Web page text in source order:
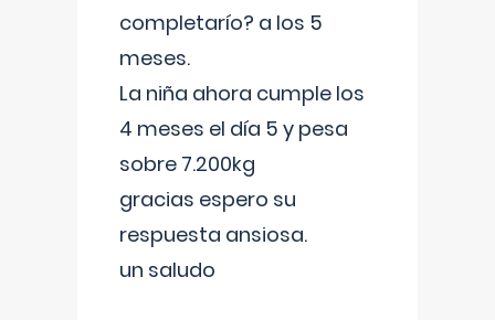
completarío? a los 5
meses.
La niña ahora cumple los
4 meses el día 5 y pesa
sobre 7.200kg
gracias espero su
respuesta ansiosa.
un saludo